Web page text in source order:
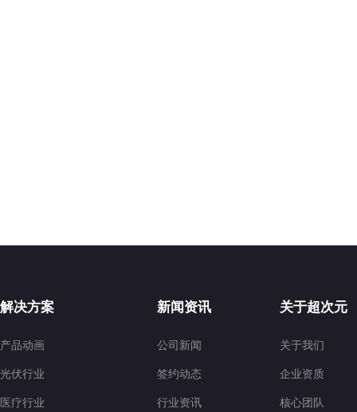
解决方案
产品动画
光伏行业
医疗行业
新闻资讯
公司新闻
签约动态
行业资讯
关于超次元
关于我们
企业资质
核心团队